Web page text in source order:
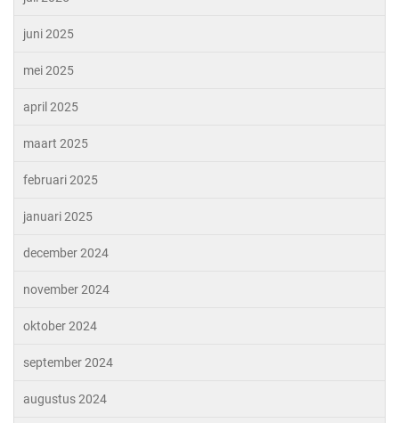
juni 2025
mei 2025
april 2025
maart 2025
februari 2025
januari 2025
december 2024
november 2024
oktober 2024
september 2024
augustus 2024